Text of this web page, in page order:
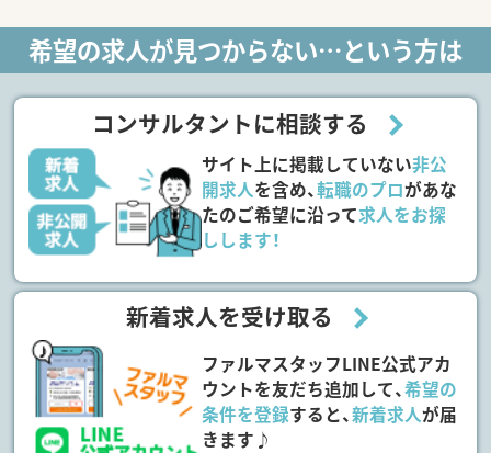
希望の求人が見つからない…という方は
コンサルタントに相談する
サイト上に掲載していない非公
開求人を含め、転職のプロがあな
たのご希望に沿って求人をお探
しします！
新着求人を受け取る
ファルマスタッフLINE公式アカ
ウントを友だち追加して、希望の
条件を登録すると、新着求人が届
きます♪